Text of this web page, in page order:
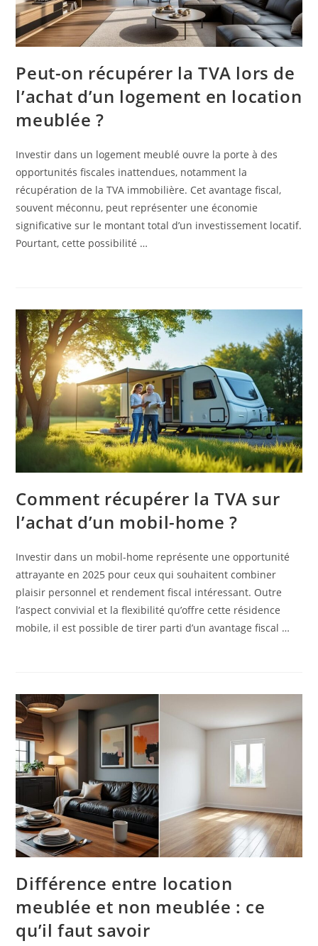
Peut-on récupérer la TVA lors de
l’achat d’un logement en location
meublée ?
Investir dans un logement meublé ouvre la porte à des
opportunités fiscales inattendues, notamment la
récupération de la TVA immobilière. Cet avantage fiscal,
souvent méconnu, peut représenter une économie
significative sur le montant total d’un investissement locatif.
Pourtant, cette possibilité …
Comment récupérer la TVA sur
l’achat d’un mobil-home ?
Investir dans un mobil-home représente une opportunité
attrayante en 2025 pour ceux qui souhaitent combiner
plaisir personnel et rendement fiscal intéressant. Outre
l’aspect convivial et la flexibilité qu’offre cette résidence
mobile, il est possible de tirer parti d’un avantage fiscal …
Différence entre location
meublée et non meublée : ce
qu’il faut savoir